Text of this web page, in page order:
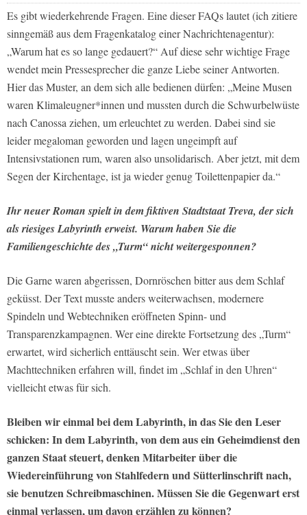
Es gibt wiederkehrende Fragen. Eine dieser FAQs lautet (ich zitiere
sinngemäß aus dem Fragenkatalog einer Nachrichtenagentur):
„Warum hat es so lange gedauert?“ Auf diese sehr wichtige Frage
wendet mein Pressesprecher die ganze Liebe seiner Antworten.
Hier das Muster, an dem sich alle bedienen dürfen: „Meine Musen
waren Klimaleugner*innen und mussten durch die Schwurbelwüste
nach Canossa ziehen, um erleuchtet zu werden. Dabei sind sie
leider megaloman geworden und lagen ungeimpft auf
Intensivstationen rum, waren also unsolidarisch. Aber jetzt, mit dem
Segen der Kirchentage, ist ja wieder genug Toilettenpapier da.“
Ihr neuer Roman spielt in dem fiktiven Stadtstaat Treva, der sich
als riesiges Labyrinth erweist. Warum haben Sie die
Familiengeschichte des „Turm“ nicht weitergesponnen?
Die Garne waren abgerissen, Dornröschen bitter aus dem Schlaf
geküsst. Der Text musste anders weiterwachsen, modernere
Spindeln und Webtechniken eröffneten Spinn- und
Transparenzkampagnen. Wer eine direkte Fortsetzung des „Turm“
erwartet, wird sicherlich enttäuscht sein. Wer etwas über
Machttechniken erfahren will, findet im „Schlaf in den Uhren“
vielleicht etwas für sich.
Bleiben wir einmal bei dem Labyrinth, in das Sie den Leser
schicken: In dem Labyrinth, von dem aus ein Geheimdienst den
ganzen Staat steuert, denken Mitarbeiter über die
Wiedereinführung von Stahlfedern und Sütterlinschrift nach,
sie benutzen Schreibmaschinen. Müssen Sie die Gegenwart erst
einmal verlassen, um davon erzählen zu können?